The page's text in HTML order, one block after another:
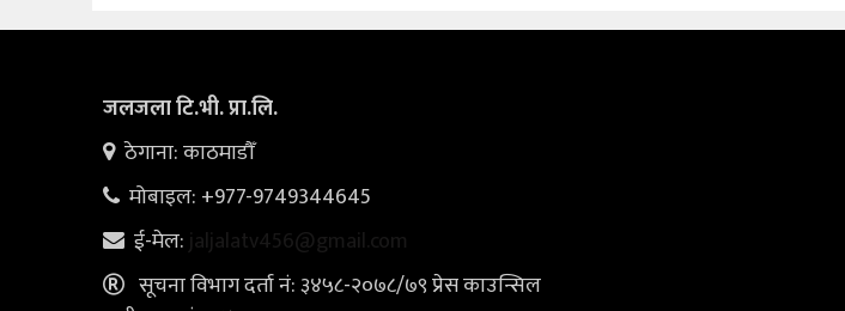
जलजला टि.भी. प्रा.लि.
ठेगाना: काठमाडौँ
मोबाइल: +977-9749344645
ई-मेल: jaljalatv456@gmail.com
सूचना विभाग दर्ता नं: ३४५८-२०७८/७९ प्रेस काउन्सिल